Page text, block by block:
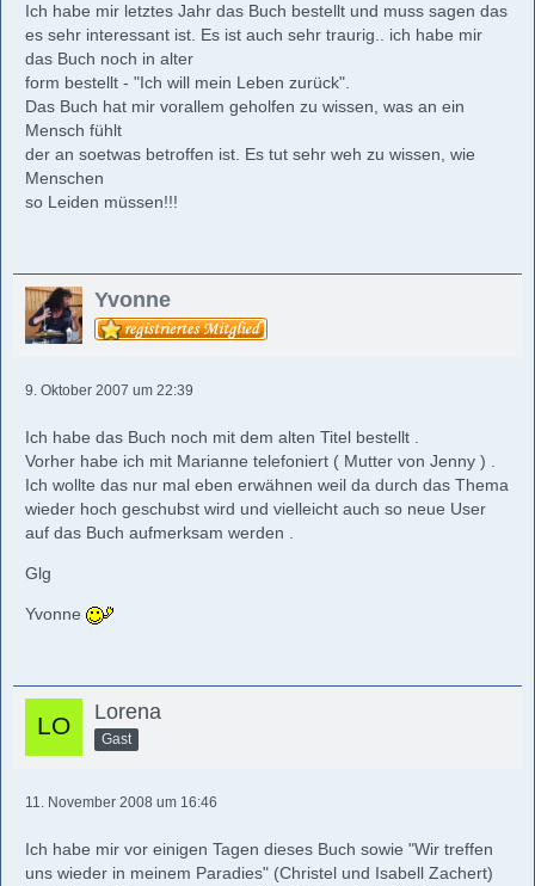
Ich habe mir letztes Jahr das Buch bestellt und muss sagen das
es sehr interessant ist. Es ist auch sehr traurig.. ich habe mir
das Buch noch in alter
form bestellt - "Ich will mein Leben zurück".
Das Buch hat mir vorallem geholfen zu wissen, was an ein
Mensch fühlt
der an soetwas betroffen ist. Es tut sehr weh zu wissen, wie
Menschen
so Leiden müssen!!!
Yvonne
9. Oktober 2007 um 22:39
Ich habe das Buch noch mit dem alten Titel bestellt .
Vorher habe ich mit Marianne telefoniert ( Mutter von Jenny ) .
Ich wollte das nur mal eben erwähnen weil da durch das Thema
wieder hoch geschubst wird und vielleicht auch so neue User
auf das Buch aufmerksam werden .
Glg
Yvonne
Lorena
Gast
11. November 2008 um 16:46
Ich habe mir vor einigen Tagen dieses Buch sowie "Wir treffen
uns wieder in meinem Paradies" (Christel und Isabell Zachert)